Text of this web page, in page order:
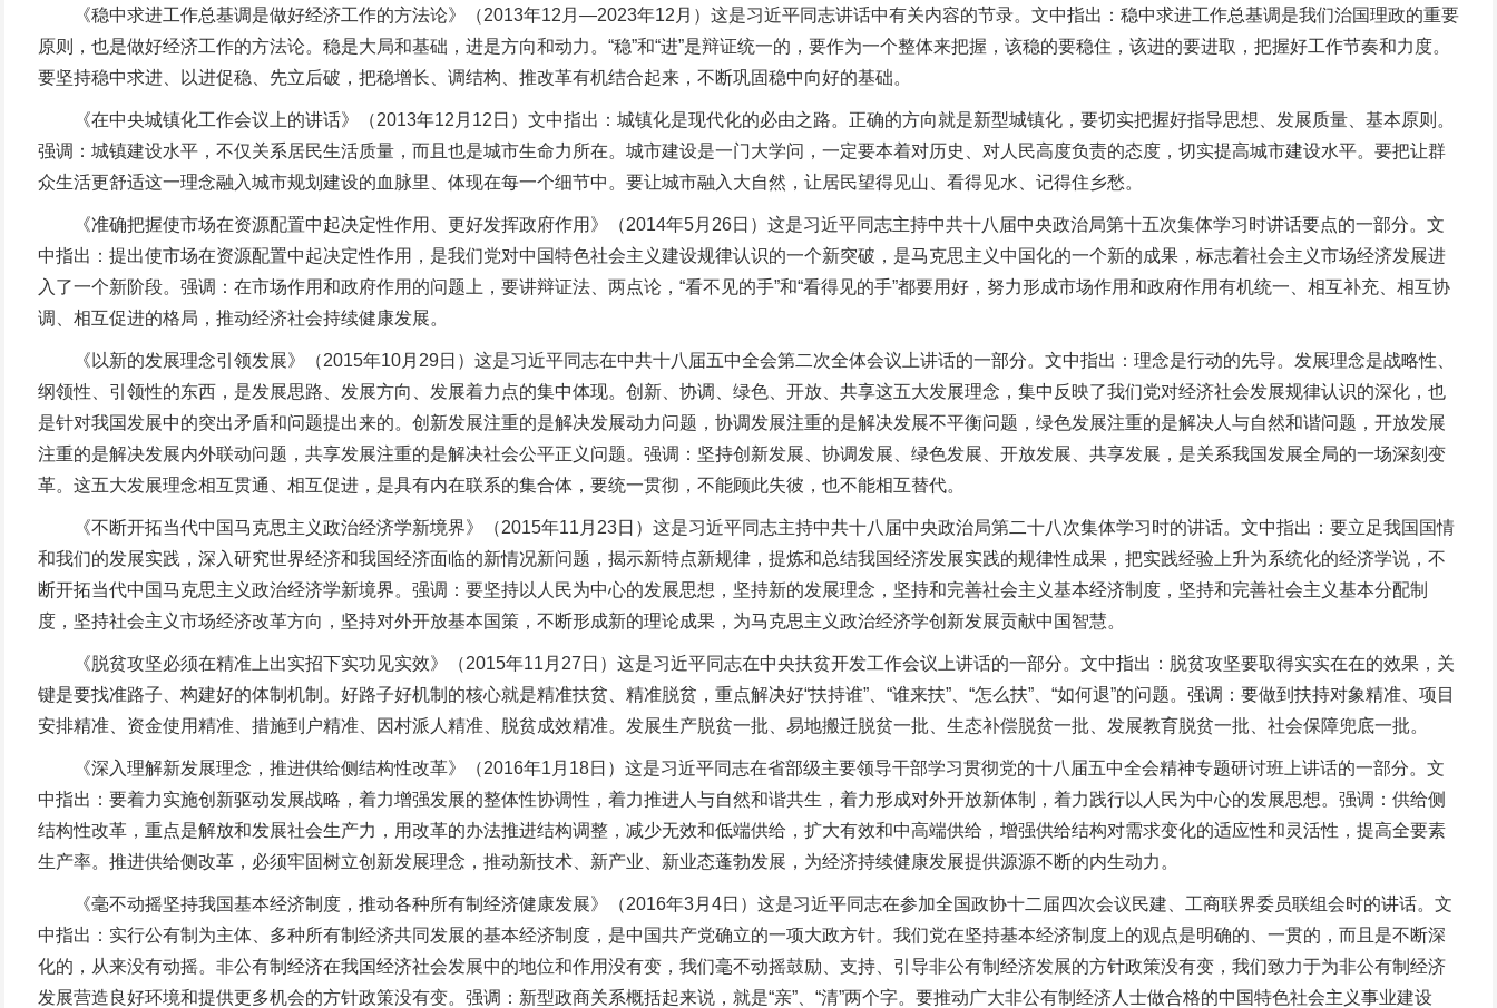
《稳中求进工作总基调是做好经济工作的方法论》（2013年12月—2023年12月）这是习近平同志讲话中有关内容的节录。文中指出：稳中求进工作总基调是我们治国理政的重要
原则，也是做好经济工作的方法论。稳是大局和基础，进是方向和动力。“稳”和“进”是辩证统一的，要作为一个整体来把握，该稳的要稳住，该进的要进取，把握好工作节奏和力度。
要坚持稳中求进、以进促稳、先立后破，把稳增长、调结构、推改革有机结合起来，不断巩固稳中向好的基础。
《在中央城镇化工作会议上的讲话》（2013年12月12日）文中指出：城镇化是现代化的必由之路。正确的方向就是新型城镇化，要切实把握好指导思想、发展质量、基本原则。
强调：城镇建设水平，不仅关系居民生活质量，而且也是城市生命力所在。城市建设是一门大学问，一定要本着对历史、对人民高度负责的态度，切实提高城市建设水平。要把让群
众生活更舒适这一理念融入城市规划建设的血脉里、体现在每一个细节中。要让城市融入大自然，让居民望得见山、看得见水、记得住乡愁。
《准确把握使市场在资源配置中起决定性作用、更好发挥政府作用》（2014年5月26日）这是习近平同志主持中共十八届中央政治局第十五次集体学习时讲话要点的一部分。文
中指出：提出使市场在资源配置中起决定性作用，是我们党对中国特色社会主义建设规律认识的一个新突破，是马克思主义中国化的一个新的成果，标志着社会主义市场经济发展进
入了一个新阶段。强调：在市场作用和政府作用的问题上，要讲辩证法、两点论，“看不见的手”和“看得见的手”都要用好，努力形成市场作用和政府作用有机统一、相互补充、相互协
调、相互促进的格局，推动经济社会持续健康发展。
《以新的发展理念引领发展》（2015年10月29日）这是习近平同志在中共十八届五中全会第二次全体会议上讲话的一部分。文中指出：理念是行动的先导。发展理念是战略性、
纲领性、引领性的东西，是发展思路、发展方向、发展着力点的集中体现。创新、协调、绿色、开放、共享这五大发展理念，集中反映了我们党对经济社会发展规律认识的深化，也
是针对我国发展中的突出矛盾和问题提出来的。创新发展注重的是解决发展动力问题，协调发展注重的是解决发展不平衡问题，绿色发展注重的是解决人与自然和谐问题，开放发展
注重的是解决发展内外联动问题，共享发展注重的是解决社会公平正义问题。强调：坚持创新发展、协调发展、绿色发展、开放发展、共享发展，是关系我国发展全局的一场深刻变
革。这五大发展理念相互贯通、相互促进，是具有内在联系的集合体，要统一贯彻，不能顾此失彼，也不能相互替代。
《不断开拓当代中国马克思主义政治经济学新境界》（2015年11月23日）这是习近平同志主持中共十八届中央政治局第二十八次集体学习时的讲话。文中指出：要立足我国国情
和我们的发展实践，深入研究世界经济和我国经济面临的新情况新问题，揭示新特点新规律，提炼和总结我国经济发展实践的规律性成果，把实践经验上升为系统化的经济学说，不
断开拓当代中国马克思主义政治经济学新境界。强调：要坚持以人民为中心的发展思想，坚持新的发展理念，坚持和完善社会主义基本经济制度，坚持和完善社会主义基本分配制
度，坚持社会主义市场经济改革方向，坚持对外开放基本国策，不断形成新的理论成果，为马克思主义政治经济学创新发展贡献中国智慧。
《脱贫攻坚必须在精准上出实招下实功见实效》（2015年11月27日）这是习近平同志在中央扶贫开发工作会议上讲话的一部分。文中指出：脱贫攻坚要取得实实在在的效果，关
键是要找准路子、构建好的体制机制。好路子好机制的核心就是精准扶贫、精准脱贫，重点解决好“扶持谁”、“谁来扶”、“怎么扶”、“如何退”的问题。强调：要做到扶持对象精准、项目
安排精准、资金使用精准、措施到户精准、因村派人精准、脱贫成效精准。发展生产脱贫一批、易地搬迁脱贫一批、生态补偿脱贫一批、发展教育脱贫一批、社会保障兜底一批。
《深入理解新发展理念，推进供给侧结构性改革》（2016年1月18日）这是习近平同志在省部级主要领导干部学习贯彻党的十八届五中全会精神专题研讨班上讲话的一部分。文
中指出：要着力实施创新驱动发展战略，着力增强发展的整体性协调性，着力推进人与自然和谐共生，着力形成对外开放新体制，着力践行以人民为中心的发展思想。强调：供给侧
结构性改革，重点是解放和发展社会生产力，用改革的办法推进结构调整，减少无效和低端供给，扩大有效和中高端供给，增强供给结构对需求变化的适应性和灵活性，提高全要素
生产率。推进供给侧改革，必须牢固树立创新发展理念，推动新技术、新产业、新业态蓬勃发展，为经济持续健康发展提供源源不断的内生动力。
《毫不动摇坚持我国基本经济制度，推动各种所有制经济健康发展》（2016年3月4日）这是习近平同志在参加全国政协十二届四次会议民建、工商联界委员联组会时的讲话。文
中指出：实行公有制为主体、多种所有制经济共同发展的基本经济制度，是中国共产党确立的一项大政方针。我们党在坚持基本经济制度上的观点是明确的、一贯的，而且是不断深
化的，从来没有动摇。非公有制经济在我国经济社会发展中的地位和作用没有变，我们毫不动摇鼓励、支持、引导非公有制经济发展的方针政策没有变，我们致力于为非公有制经济
发展营造良好环境和提供更多机会的方针政策没有变。强调：新型政商关系概括起来说，就是“亲”、“清”两个字。要推动广大非公有制经济人士做合格的中国特色社会主义事业建设